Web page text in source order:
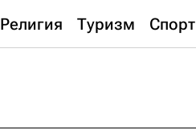
Религия Туризм Спорт